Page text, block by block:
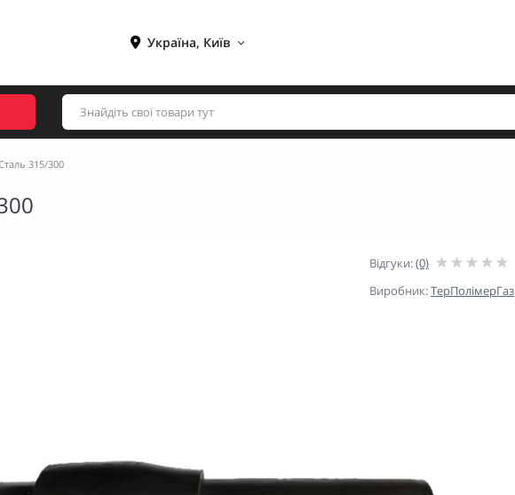
Україна, Київ
315/300
Відгуки:(0)
Виробник:ТерПолімерГаз